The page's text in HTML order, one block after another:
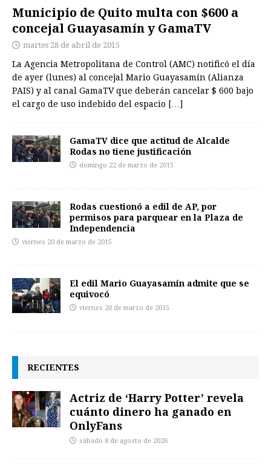
Municipio de Quito multa con $600 a
concejal Guayasamín y GamaTV
martes 28 de abril de 2015
La Agencia Metropolitana de Control (AMC) notificó el día
de ayer (lunes) al concejal Mario Guayasamín (Alianza
PAIS) y al canal GamaTV que deberán cancelar $ 600 bajo
el cargo de uso indebido del espacio […]
GamaTV dice que actitud de Alcalde
Rodas no tiene justificación
domingo 22 de marzo de 2015
Rodas cuestionó a edil de AP, por
permisos para parquear en la Plaza de
Independencia
viernes 20 de marzo de 2015
El edil Mario Guayasamín admite que se
equivocó
viernes 20 de marzo de 2015
RECIENTES
Actriz de ‘Harry Potter’ revela
cuánto dinero ha ganado en
OnlyFans
sábado 8 de agosto de 2026